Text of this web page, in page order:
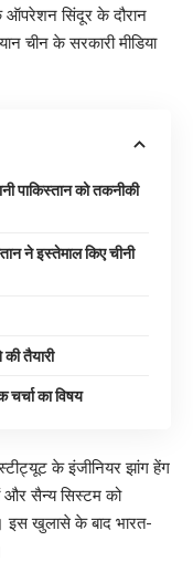
ऑपरेशन सिंदूर के दौरान
चीन के सरकारी मीडिया
पाकिस्तान को तकनीकी
ने इस्तेमाल किए चीनी
तैयारी
का विषय
के इंजीनियर झांग हेंग
और सैन्य सिस्टम को
इस खुलासे के बाद भारत-